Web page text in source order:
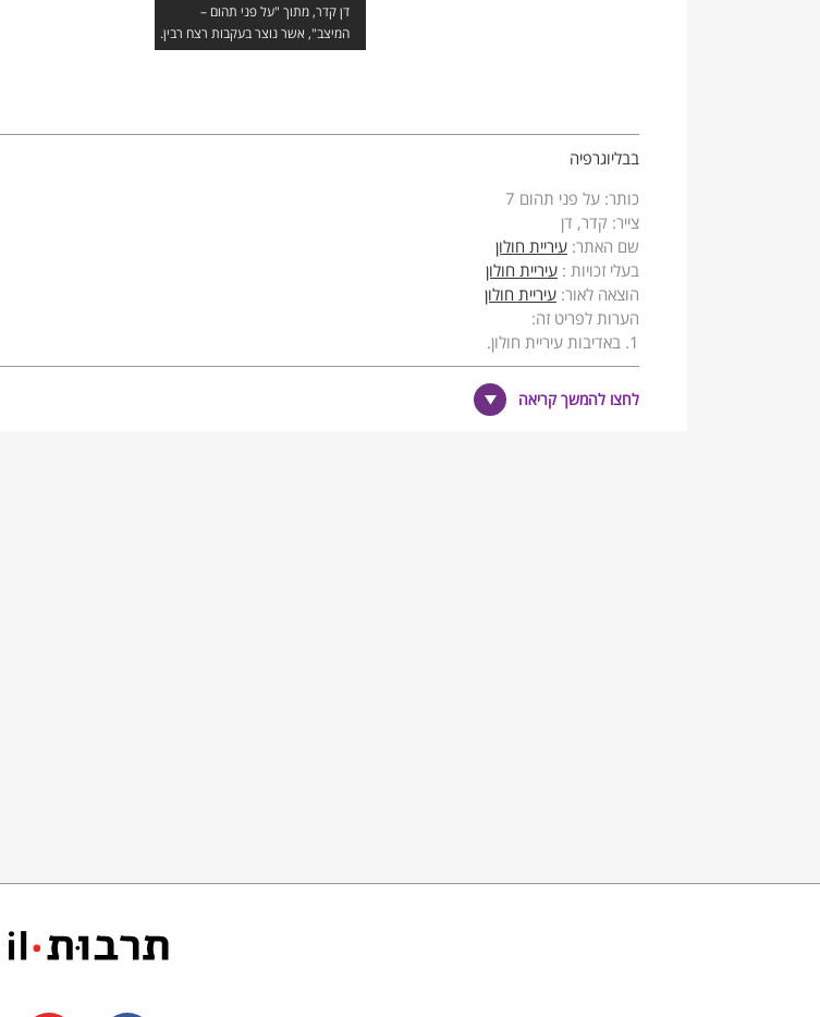
דן קדר, מתוך "על פני תהום –
המיצב", אשר נוצר בעקבות רצח רבין.
בבליוגרפיה
כותר: על פני תהום 7
צייר: קדר, דן
שם האתר: עיריית חולון
בעלי זכויות : עיריית חולון
הוצאה לאור: עיריית חולון
הערות לפריט זה:
1. באדיבות עיריית חולון.
לחצו להמשך קריאה